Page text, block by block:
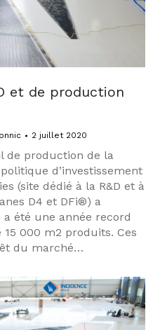
et de production
2 juillet 2020
de production de la
d’investissement
(site dédié à la R&D et à
D4 et DFi®) a
été une année record
000 m2 produits. Ces
du marché…